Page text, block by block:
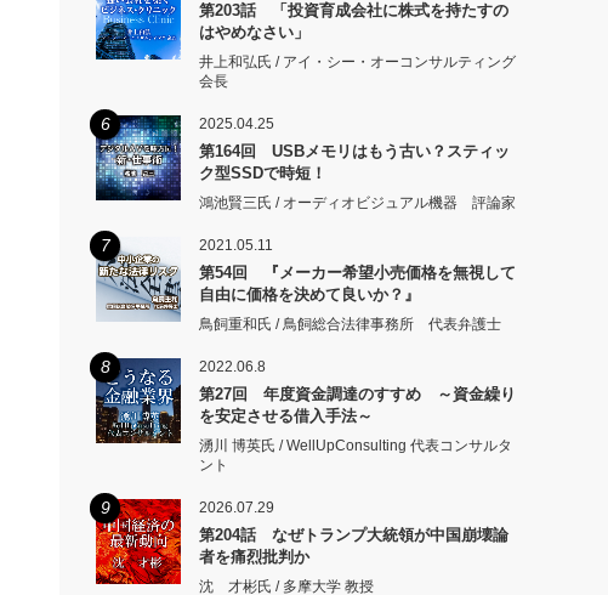
第203話 「投資育成会社に株式を持たすの
はやめなさい」
井上和弘氏 / アイ・シー・オーコンサルティング
会長
6 2025.04.25
第164回 USBメモリはもう古い？スティッ
ク型SSDで時短！
鴻池賢三氏 / オーディオビジュアル機器 評論家
7 2021.05.11
第54回 『メーカー希望小売価格を無視して
自由に価格を決めて良いか？』
鳥飼重和氏 / 鳥飼総合法律事務所 代表弁護士
8 2022.06.8
第27回 年度資金調達のすすめ ～資金繰り
を安定させる借入手法～
湧川 博英氏 / WellUpConsulting 代表コンサルタ
ント
9 2026.07.29
第204話 なぜトランプ大統領が中国崩壊論
者を痛烈批判か
沈 才彬氏 / 多摩大学 教授